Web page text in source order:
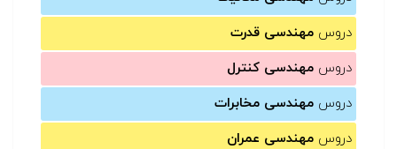
دروس مهندسی قدرت
دروس مهندسی کنترل
دروس مهندسی مخابرات
دروس مهندسی عمران